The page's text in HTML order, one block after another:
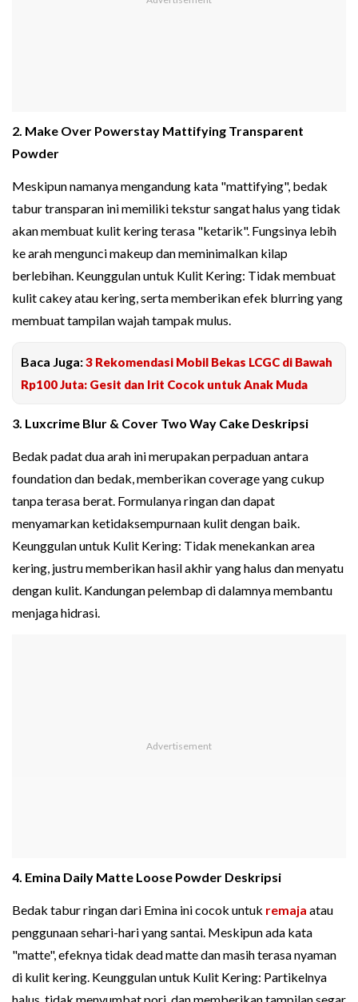
2. Make Over Powerstay Mattifying Transparent
Powder
Meskipun namanya mengandung kata "mattifying", bedak
tabur transparan ini memiliki tekstur sangat halus yang tidak
akan membuat kulit kering terasa "ketarik". Fungsinya lebih
ke arah mengunci makeup dan meminimalkan kilap
berlebihan. Keunggulan untuk Kulit Kering: Tidak membuat
kulit cakey atau kering, serta memberikan efek blurring yang
membuat tampilan wajah tampak mulus.
Baca Juga:3 Rekomendasi Mobil Bekas LCGC di Bawah
Rp100 Juta: Gesit dan Irit Cocok untuk Anak Muda
3. Luxcrime Blur & Cover Two Way Cake Deskripsi
Bedak padat dua arah ini merupakan perpaduan antara
foundation dan bedak, memberikan coverage yang cukup
tanpa terasa berat. Formulanya ringan dan dapat
menyamarkan ketidaksempurnaan kulit dengan baik.
Keunggulan untuk Kulit Kering: Tidak menekankan area
kering, justru memberikan hasil akhir yang halus dan menyatu
dengan kulit. Kandungan pelembap di dalamnya membantu
menjaga hidrasi.
4. Emina Daily Matte Loose Powder Deskripsi
Bedak tabur ringan dari Emina ini cocok untuk remaja atau
penggunaan sehari-hari yang santai. Meskipun ada kata
"matte", efeknya tidak dead matte dan masih terasa nyaman
di kulit kering. Keunggulan untuk Kulit Kering: Partikelnya